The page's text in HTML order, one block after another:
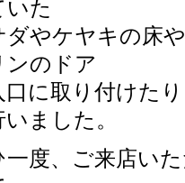
いた
ダやケヤキの床
ンのドア
口に取り付けた
ました。
一度、ご来店い